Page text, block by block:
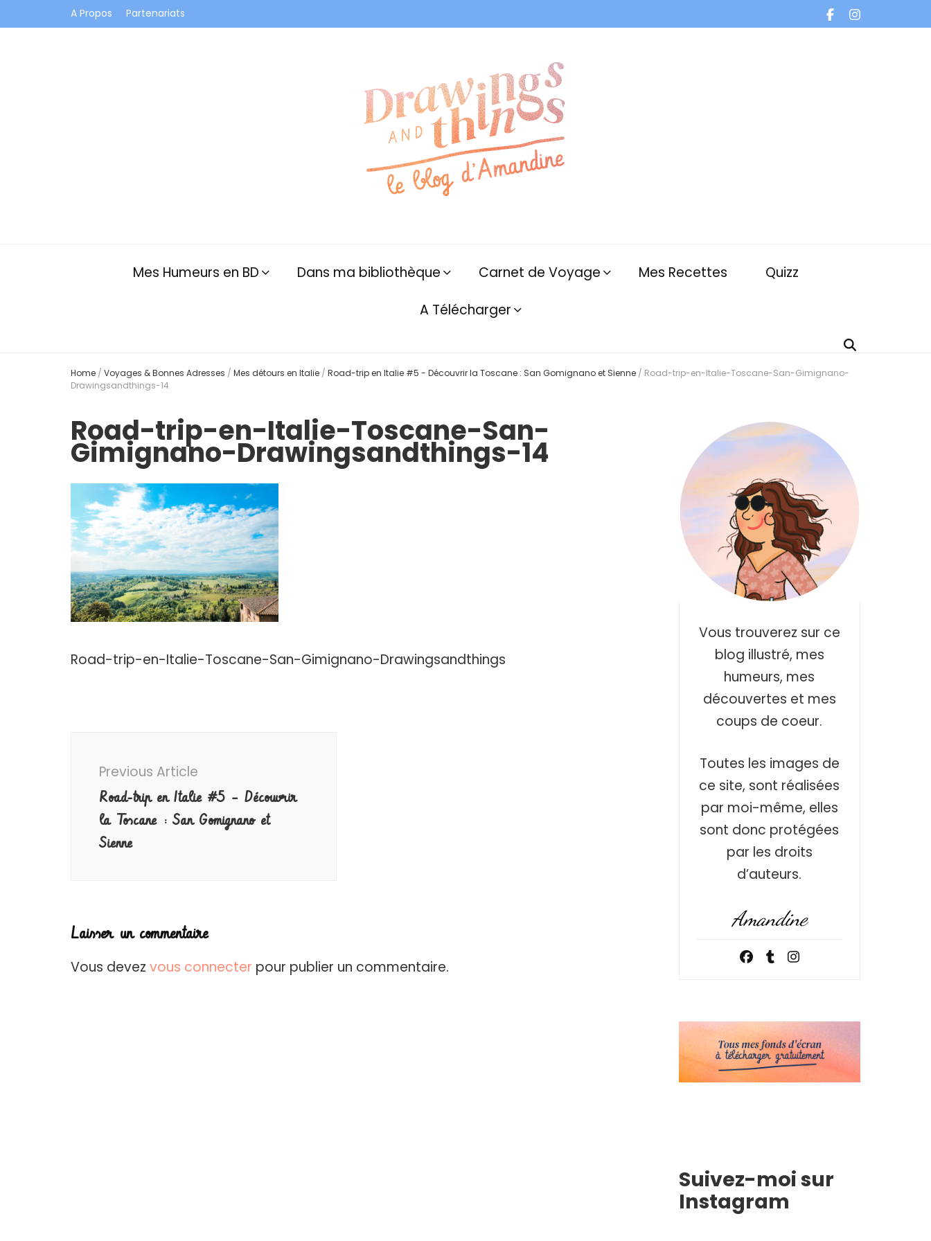
A Propos Partenariats
Mes Humeurs en BD Dans ma bibliothèque Carnet de Voyage Mes Recettes
Quizz
A Télécharger
Home / Voyages & Bonnes Adresses / Mes détours en Italie / Road-trip en Italie #5 - Découvrir la Toscane : San Gomignano et Sienne / Road-trip-en-Italie-Toscane-San-Gimignano-
Drawingsandthings-14
Road-trip-en-Italie-Toscane-San-
Gimignano-Drawingsandthings-14
Road-trip-en-Italie-Toscane-San-Gimignano-Drawingsandthings
Navigation
Previous Article
Road-trip en Italie #5 – Découvrir
la Toscane : San Gomignano et
Sienne
Laisser un commentaire
Vous devez vous connecter pour publier un commentaire.
Vous trouverez sur ce
blog illustré, mes
humeurs, mes
découvertes et mes
coups de coeur.
Toutes les images de
ce site, sont réalisées
par moi-même, elles
sont donc protégées
par les droits
d’auteurs.
Amandine
Suivez-moi sur
Instagram